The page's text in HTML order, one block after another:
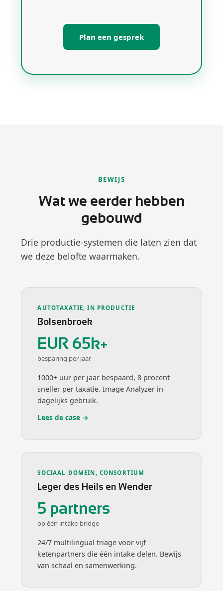
Plan een gesprek
BEWIJS
Wat we eerder hebben
gebouwd
Drie productie-systemen die laten zien dat
we deze belofte waarmaken.
AUTOTAXATIE, IN PRODUCTIE
Bolsenbroek
EUR 65k+
besparing per jaar
1000+ uur per jaar bespaard, 8 procent
sneller per taxatie. Image Analyzer in
dagelijks gebruik.
Lees de case →
SOCIAAL DOMEIN, CONSORTIUM
Leger des Heils en Wender
5 partners
op één intake-bridge
24/7 multilingual triage voor vijf
ketenpartners die één intake delen. Bewijs
van schaal en samenwerking.